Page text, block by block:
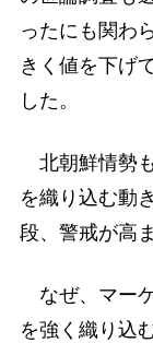
ったにも関わ
きく値を下げ
した。
北朝鮮情勢
を織り込む動
段、警戒が高
なぜ、マー
を強く織り込